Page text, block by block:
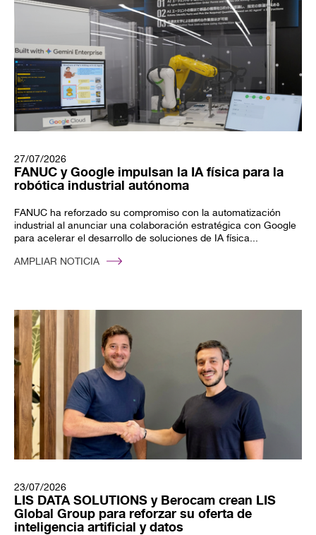
27/07/2026
FANUC y Google impulsan la IA física para la
robótica industrial autónoma
FANUC ha reforzado su compromiso con la automatización
industrial al anunciar una colaboración estratégica con Google
para acelerar el desarrollo de soluciones de IA física...
AMPLIAR NOTICIA
23/07/2026
LIS DATA SOLUTIONS y Berocam crean LIS
Global Group para reforzar su oferta de
inteligencia artificial y datos